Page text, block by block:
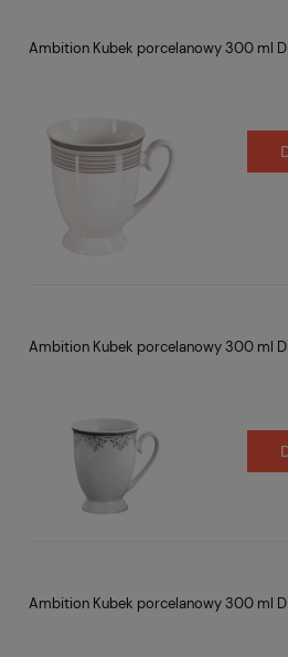
Ambition Kubek porcelanowy 300 ml
Ambition Kubek porcelanowy 300 ml
Ambition Kubek porcelanowy 300 ml